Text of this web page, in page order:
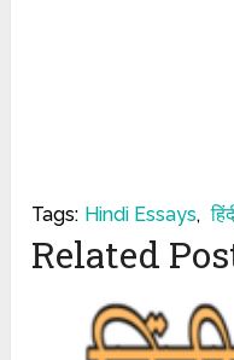
Tags: Hindi Essays,
Related